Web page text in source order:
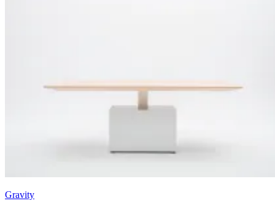
Gravity